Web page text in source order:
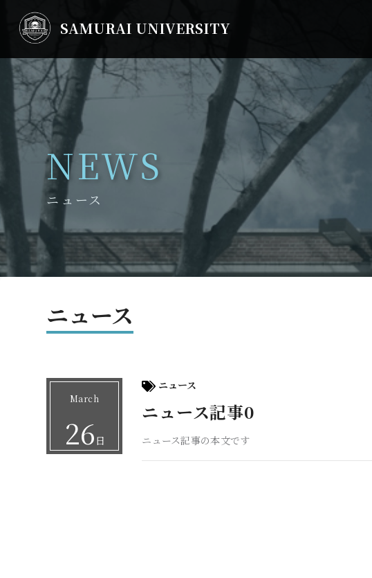
SAMURAI UNIVERSITY
NEWS
ニュース
ニュース
March
26 日
ニュース
ニュース記事0
ニュース記事の本文です